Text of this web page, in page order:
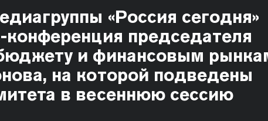
«Россия сегодня»
конференция председателя
и финансовым
на которой подведены
в весеннюю сессию